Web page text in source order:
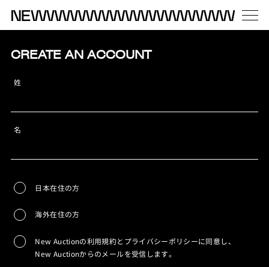
CREATE AN ACCOUNT
姓
名
日本在住の方
海外在住の方
New Auctionの利用規約とプライバシーポリシーに同意し、
New Auctionからのメールを受信します。